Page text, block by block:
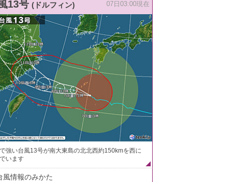
13号 (ドルフィン) 07日03:00現在
強い台風13号が南大東島の北北西約150kmを西に
います
風情報のみかた